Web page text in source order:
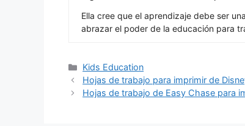
Ella cree que el aprendizaje debe ser
abrazar el poder de la educación para
Categories
Kids Education
Hojas de trabajo para imprimir de
Hojas de trabajo de Easy Chase para